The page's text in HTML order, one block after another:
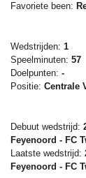
Favoriete been:
Wedstrijden: 1
Speelminuten: 57
Doelpunten: -
Positie: Centrale
Debuut wedstrijd:
Feyenoord - FC
Laatste wedstrijd:
Feyenoord - FC